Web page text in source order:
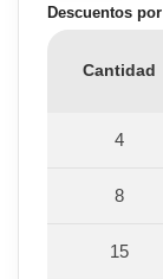
Descuentos
Cantidad
4
8
15